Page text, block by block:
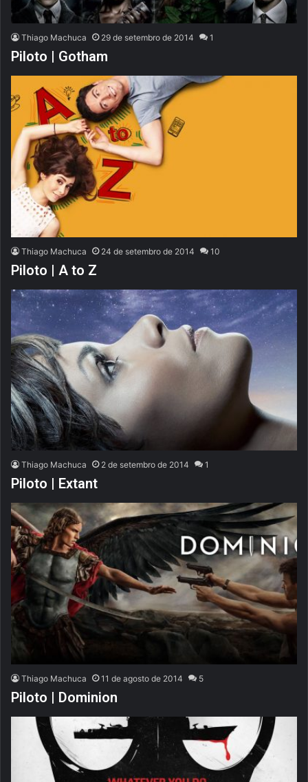
Thiago Machuca 29 de setembro de 2014 1
Piloto | Gotham
Thiago Machuca 24 de setembro de 2014 10
Piloto | A to Z
Thiago Machuca 2 de setembro de 2014 1
Piloto | Extant
Thiago Machuca 11 de agosto de 2014 5
Piloto | Dominion